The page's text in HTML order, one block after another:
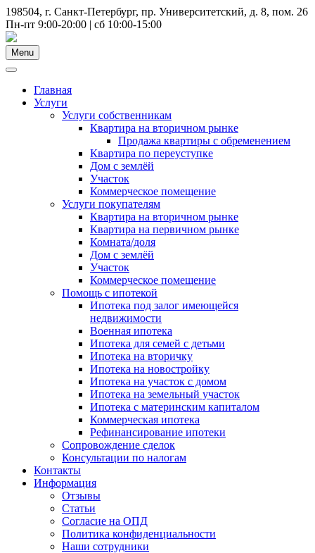
198504, г. Санкт-Петербург, пр. Университетский, д. 8, пом. 26
Пн-пт 9:00-20:00 | сб 10:00-15:00
Menu
Главная
Услуги
Услуги собственникам
Квартира на вторичном рынке
Продажа квартиры с обременением
Квартира по переуступке
Дом с землёй
Участок
Коммерческое помещение
Услуги покупателям
Квартира на вторичном рынке
Квартира на первичном рынке
Комната/доля
Дом с землёй
Участок
Коммерческое помещение
Помощь с ипотекой
Ипотека под залог имеющейся
недвижимости
Военная ипотека
Ипотека для семей с детьми
Ипотека на вторичку
Ипотека на новостройку
Ипотека на участок с домом
Ипотека на земельный участок
Ипотека с материнским капиталом
Коммерческая ипотека
Рефинансирование ипотеки
Сопровождение сделок
Консультации по налогам
Контакты
Информация
Отзывы
Статьи
Согласие на ОПД
Политика конфиденциальности
Наши сотрудники